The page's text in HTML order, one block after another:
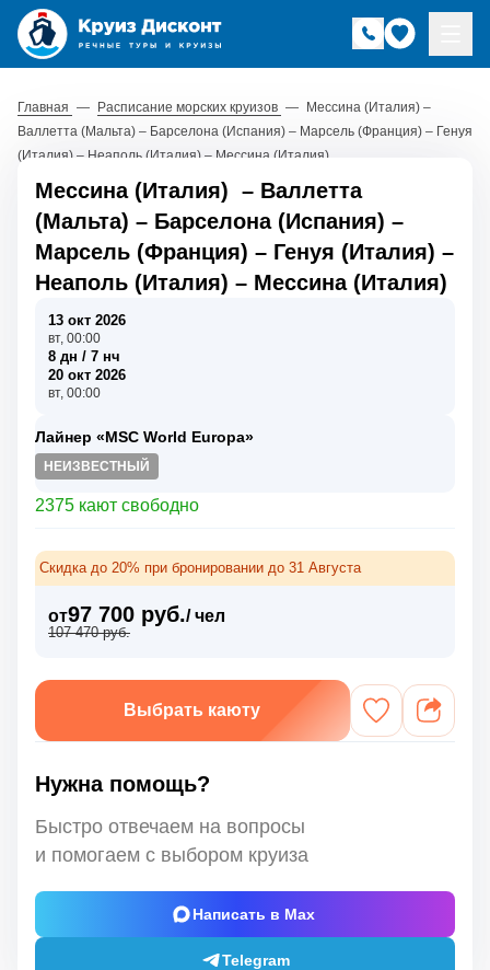
Главная — Расписание морских круизов — Мессина (Италия) –
Валлетта (Мальта) – Барселона (Испания) – Марсель (Франция) – Генуя
(Италия) – Неаполь (Италия) – Мессина (Италия)
Мессина (Италия) – Валлетта
(Мальта) – Барселона (Испания) –
Марсель (Франция) – Генуя (Италия) –
Неаполь (Италия) – Мессина (Италия)
13 окт 2026
вт, 00:00
8 дн / 7 нч
20 окт 2026
вт, 00:00
Лайнер «MSC World Europa»
НЕИЗВЕСТНЫЙ
2375 кают свободно
Скидка до 20% при бронировании до 31 Августа
от97 700 руб./ чел
107 470 руб.
Выбрать каюту
Нужна помощь?
Быстро отвечаем на вопросы
и помогаем с выбором круиза
Написать в Max
Telegram